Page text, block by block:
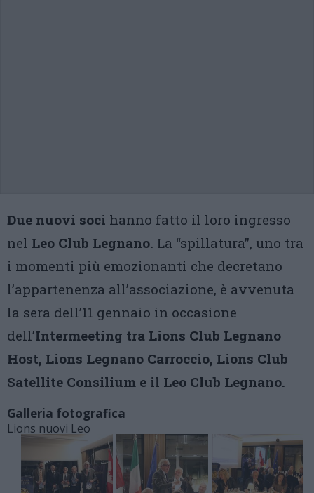
Due nuovi soci hanno fatto il loro ingresso
nel Leo Club Legnano. La “spillatura”, uno tra
i momenti più emozionanti che decretano
l’appartenenza all’associazione, è avvenuta
la sera dell’11 gennaio in occasione
dell’Intermeeting tra Lions Club Legnano
Host, Lions Legnano Carroccio, Lions Club
Satellite Consilium e il Leo Club Legnano.
Galleria fotografica
Lions nuovi Leo